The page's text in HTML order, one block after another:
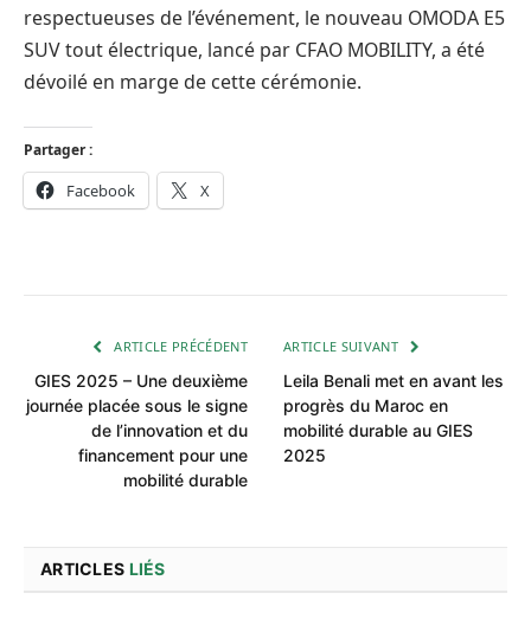
respectueuses de l’événement, le nouveau OMODA E5
SUV tout électrique, lancé par CFAO MOBILITY, a été
dévoilé en marge de cette cérémonie.
Partager :
Facebook X
ARTICLE PRÉCÉDENT
GIES 2025 – Une deuxième
journée placée sous le signe
de l’innovation et du
financement pour une
mobilité durable
ARTICLE SUIVANT
Leila Benali met en avant les
progrès du Maroc en
mobilité durable au GIES
2025
ARTICLES LIÉS